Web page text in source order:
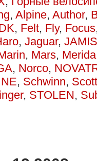
, Alpine, Author,
, Felt, Fly, Focus
, Jaguar, JAMIS
, Mars, Merida
, Norco,
, Schwinn, Scott
, STOLEN,